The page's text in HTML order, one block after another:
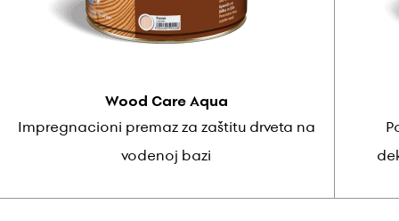
Wood Care Aqua
Impregnacioni premaz za zaštitu drveta na
vodenoj bazi